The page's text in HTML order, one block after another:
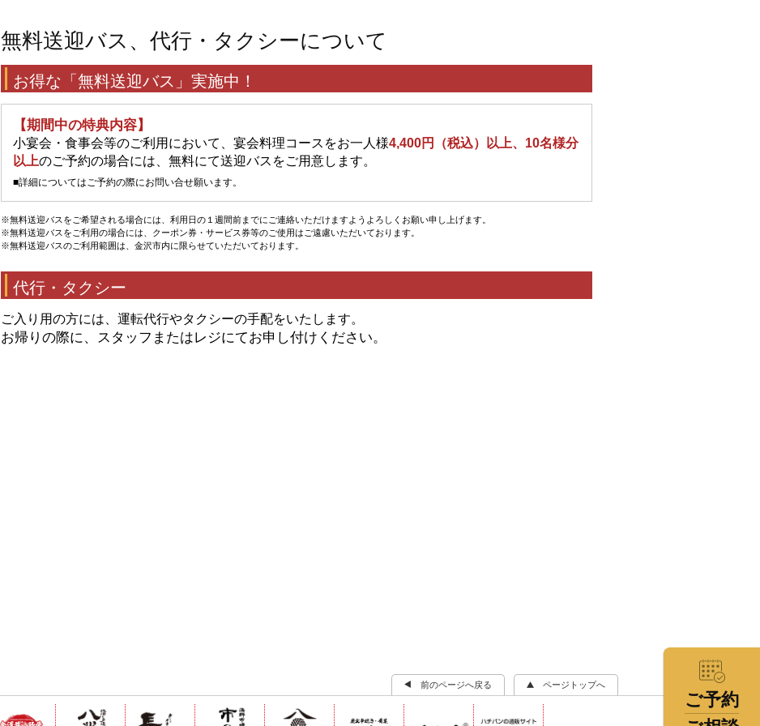
無料送迎バス、代行・タクシーについて
お得な「無料送迎バス」実施中！
【期間中の特典内容】
小宴会・食事会等のご利用において、宴会料理コースをお一人様4,400円（税込）以上、10名様分
以上のご予約の場合には、無料にて送迎バスをご用意します。
■詳細についてはご予約の際にお問い合せ願います。
※無料送迎バスをご希望される場合には、利用日の１週間前までにご連絡いただけますようよろしくお願い申し上げます。
※無料送迎バスをご利用の場合には、クーポン券・サービス券等のご使用はご遠慮いただいております。
※無料送迎バスのご利用範囲は、金沢市内に限らせていただいております。
代行・タクシー
ご入り用の方には、運転代行やタクシーの手配をいたします。
お帰りの際に、スタッフまたはレジにてお申し付けください。
前のページへ戻る ページトップへ
ご予約